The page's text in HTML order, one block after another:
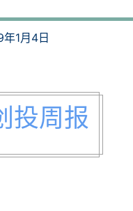
年1月4日
投周报